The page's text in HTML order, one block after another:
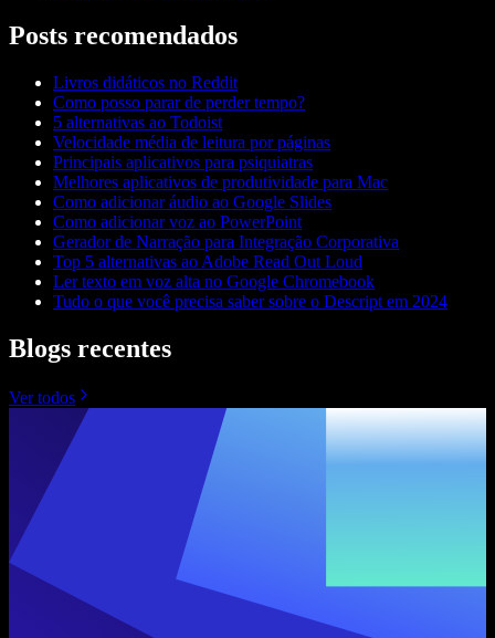
Posts recomendados
Livros didáticos no Reddit
Como posso parar de perder tempo?
5 alternativas ao Todoist
Velocidade média de leitura por páginas
Principais aplicativos para psiquiatras
Melhores aplicativos de produtividade para Mac
Como adicionar áudio ao Google Slides
Como adicionar voz ao PowerPoint
Gerador de Narração para Integração Corporativa
Top 5 alternativas ao Adobe Read Out Loud
Ler texto em voz alta no Google Chromebook
Tudo o que você precisa saber sobre o Descript em 2024
Blogs recentes
Ver todos